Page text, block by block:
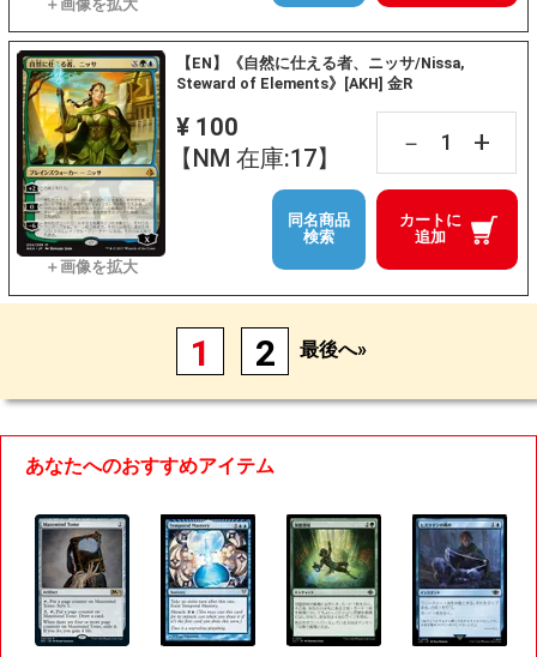
【EN】《自然に仕える者、ニッサ/Nissa,
Steward of Elements》[AKH] 金R
¥ 100
【NM 在庫:17】
－ +
カートに
追加
同名商品
検索
1 2 最後へ»
あなたへのおすすめアイテム